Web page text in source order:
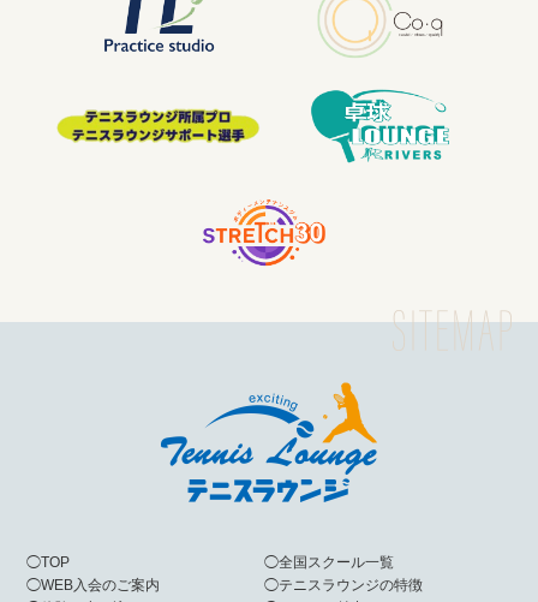
◯TOP
◯WEB入会のご案内
◯全国スクール一覧
◯テニスラウンジの特徴